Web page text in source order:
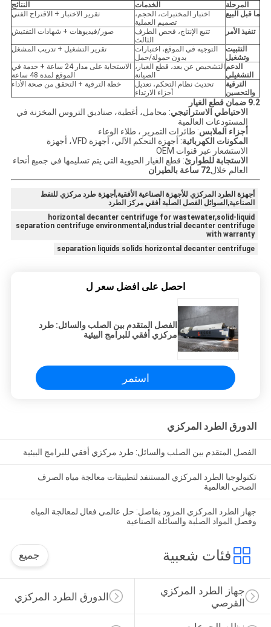
المرحلة الخدمات
النتائج
ما قبل البيع
اختبار المختبرات، الحجم،
تصميم العملية
تقرير الاختبار + الاقتراح الفني
تنفيذ الأمر
تتبع الإنتاج، فحص الطرف
الثالث
صور/فيديوهات + شهادات التفتيش
التثبيت
وتشغيل
التوجيه في الموقع، اختبارات
بدون حمولة/حمل
تقرير التشغيل + تدريب المشغل
الدعم
التشغيلي
التشخيص عن بعد، قطع الغيار،
الصيانة
الاستجابة على مدار 24 ساعة + خدمة في
الموقع لمدة 48 ساعة
الترقية
والتحسين
تحديث نظام التحكم، تعديل
أجزاء الارتداء
خطة الترقية + التحقق من صحة الأداء
9.2 ضمان قطع الغيار
الاحتياطي الاستراتيجي: محامل، أغطية، صناديق التروس المخزنة في
المستودعات العالمية
أجزاء الملابس: طائرات التمرير ، طلاء الوعاء
المكونات الكهربائية
: أجهزة التحكم الآلي، أجهزة VFD، أجهزة
الاستشعار عبر قنوات OEM
الاستجابة للطوارئ: قطع الغيار الحيوية التي يتم تسليمها في جميع أنحاء
العالم خلال72 ساعة بالطيران
أجهزة الطرد المركزي للأجهزة الصناعية الأفقية,أجهزة طرد مركزي للنفط
الصناعية,السوائل الفصل الصلبة أفقي مركز الطرد
horizontal decanter centrifuge for wastewater,solid-liquid
separation centrifuge environmental,industrial decanter centrifuge
with warranty
separation liquids solids horizontal decanter centrifuge
احصل على افضل سعر ل
الفصل المتقدم بين الصلب والسائل: طرد
مركزي أفقي للبرامج البيئية
استمر
الدورق الطرد المركزي
الفصل المتقدم بين الصلب والسائل: طرد مركزي أفقي للبرامج البيئية
تكنولوجيا الطرد المركزي المستنفد لتطبيقات معالجة مياه الصرف
الصحي العالمية
جهاز الطرد المركزي المزود بفاصل: حل عالمي فعال لمعالجة المياه
وفصل المواد الصلبة والسائلة الصناعية
فئات شعبية جميع
الدورق الطرد المركزي
جهاز الطرد المركزي
القرصي